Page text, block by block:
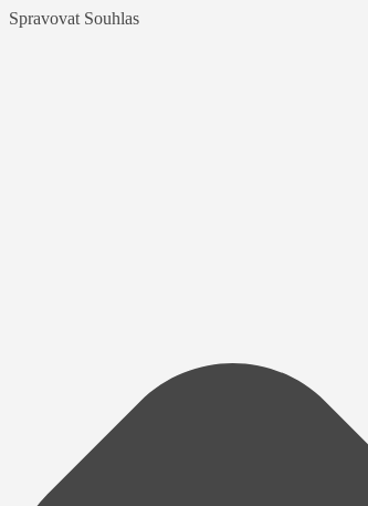
Spravovat Souhlas